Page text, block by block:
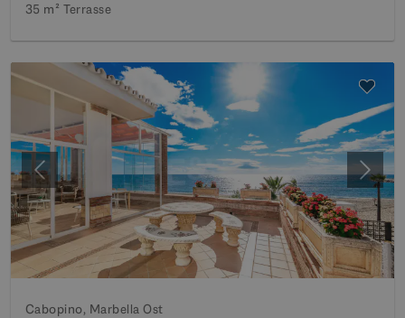
35 m² Terrasse
Vorherige
Cabopino, Marbella Ost